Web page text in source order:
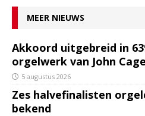
MEER NIEUWS
Akkoord uitgebreid in
orgelwerk van John Cage
5 augustus 2026
Zes halvefinalisten
bekend